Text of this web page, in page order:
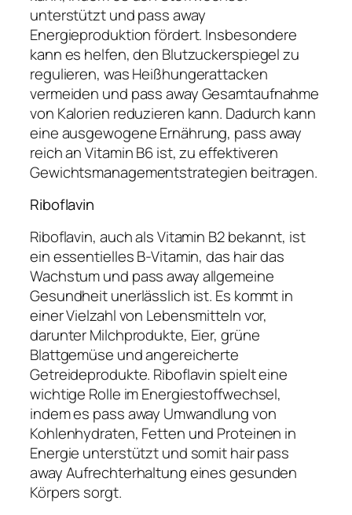
unterstützt und pass away
Energieproduktion fördert. Insbesondere
kann es helfen, den Blutzuckerspiegel zu
regulieren, was Heißhungerattacken
vermeiden und pass away Gesamtaufnahme
von Kalorien reduzieren kann. Dadurch kann
eine ausgewogene Ernährung, pass away
reich an Vitamin B6 ist, zu effektiveren
Gewichtsmanagementstrategien beitragen.
Riboflavin
Riboflavin, auch als Vitamin B2 bekannt, ist
ein essentielles B-Vitamin, das hair das
Wachstum und pass away allgemeine
Gesundheit unerlässlich ist. Es kommt in
einer Vielzahl von Lebensmitteln vor,
darunter Milchprodukte, Eier, grüne
Blattgemüse und angereicherte
Getreideprodukte. Riboflavin spielt eine
wichtige Rolle im Energiestoffwechsel,
indem es pass away Umwandlung von
Kohlenhydraten, Fetten und Proteinen in
Energie unterstützt und somit hair pass
away Aufrechterhaltung eines gesunden
Körpers sorgt.